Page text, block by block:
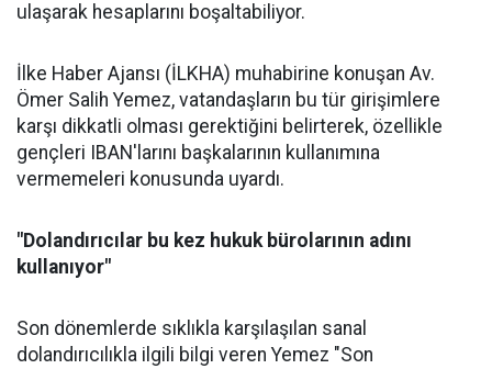
ulaşarak hesaplarını boşaltabiliyor.
İlke Haber Ajansı (İLKHA) muhabirine konuşan Av.
Ömer Salih Yemez, vatandaşların bu tür girişimlere
karşı dikkatli olması gerektiğini belirterek, özellikle
gençleri IBAN'larını başkalarının kullanımına
vermemeleri konusunda uyardı.
"Dolandırıcılar bu kez hukuk bürolarının adını
kullanıyor"
Son dönemlerde sıklıkla karşılaşılan sanal
dolandırıcılıkla ilgili bilgi veren Yemez "Son